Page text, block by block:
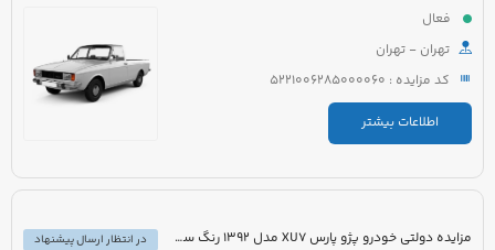
فعال
تهران - تهران
کد مزایده : 5221006285000060
اطلاعات بیشتر
مزایده دولتی خودرو پژو پارس XU7 مدل 1392 رنگ سفید
در انتظار ارسال پیشنهاد